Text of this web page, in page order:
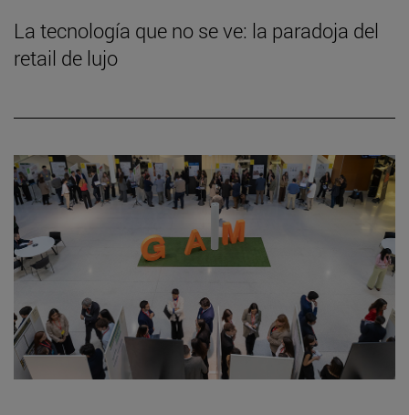
La tecnología que no se ve: la paradoja del
retail de lujo